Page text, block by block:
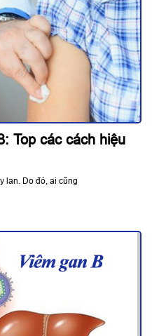
Top các cách hiệu
lan. Do đó, ai cũng